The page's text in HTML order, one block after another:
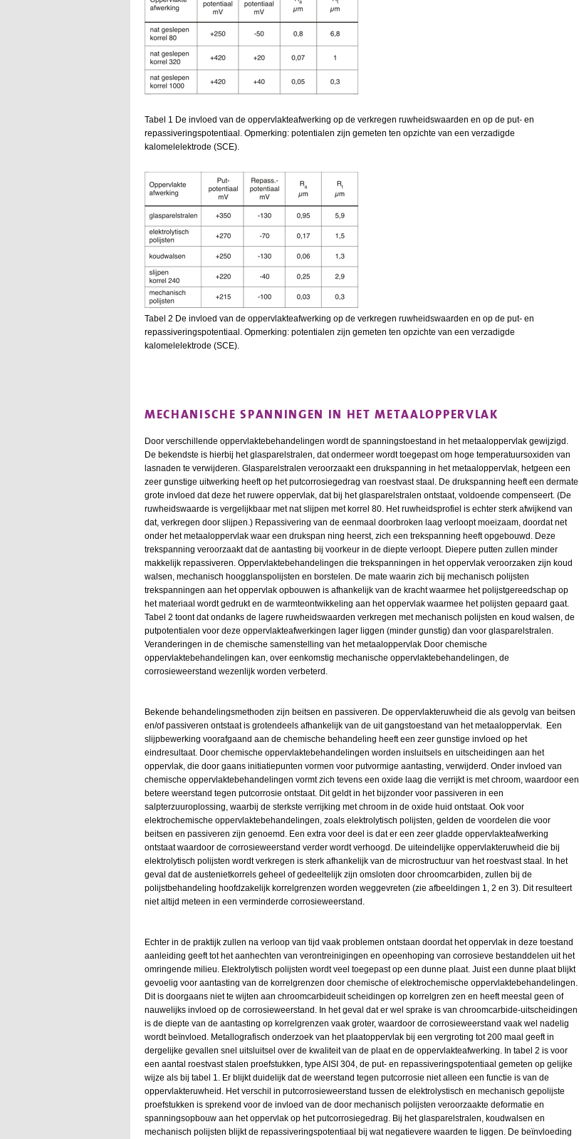
Tabel 1 De invloed van de oppervlakteafwerking op de verkregen ruwheidswaarden en op de put- en
repassiveringspotentiaal. Opmerking: potentialen zijn gemeten ten opzichte van een verzadigde
kalomelelektrode (SCE).
Tabel 2 De invloed van de oppervlakteafwerking op de verkregen ruwheidswaarden en op de put- en
repassiveringspotentiaal. Opmerking: potentialen zijn gemeten ten opzichte van een verzadigde
kalomelelektrode (SCE).
MECHANISCHE SPANNINGEN IN HET METAALOPPERVLAK
Door verschillende oppervlaktebehandelingen wordt de spanningstoestand in het metaaloppervlak gewijzigd.
De bekendste is hierbij het glasparelstralen, dat ondermeer wordt toegepast om hoge temperatuursoxiden van
lasnaden te verwijderen. Glasparelstralen veroorzaakt een drukspanning in het metaaloppervlak, hetgeen een
zeer gunstige uitwerking heeft op het putcorrosiegedrag van roestvast staal. De drukspanning heeft een dermate
grote invloed dat deze het ruwere oppervlak, dat bij het glasparelstralen ontstaat, voldoende compenseert. (De
ruwheidswaarde is vergelijkbaar met nat slijpen met korrel 80. Het ruwheidsprofiel is echter sterk afwijkend van
dat, verkregen door slijpen.) Repassivering van de eenmaal doorbroken laag verloopt moeizaam, doordat net
onder het metaaloppervlak waar een drukspan ning heerst, zich een trekspanning heeft opgebouwd. Deze
trekspanning veroorzaakt dat de aantasting bij voorkeur in de diepte verloopt. Diepere putten zullen minder
makkelijk repassiveren. Oppervlaktebehandelingen die trekspanningen in het oppervlak veroorzaken zijn koud
walsen, mechanisch hoogglanspolijsten en borstelen. De mate waarin zich bij mechanisch polijsten
trekspanningen aan het oppervlak opbouwen is afhankelijk van de kracht waarmee het polijstgereedschap op
het materiaal wordt gedrukt en de warmteontwikkeling aan het oppervlak waarmee het polijsten gepaard gaat.
Tabel 2 toont dat ondanks de lagere ruwheidswaarden verkregen met mechanisch polijsten en koud walsen, de
putpotentialen voor deze oppervlakteafwerkingen lager liggen (minder gunstig) dan voor glasparelstralen.
Veranderingen in de chemische samenstelling van het metaaloppervlak Door chemische
oppervlaktebehandelingen kan, over eenkomstig mechanische oppervlaktebehandelingen, de
corrosieweerstand wezenlijk worden verbeterd.
Bekende behandelingsmethoden zijn beitsen en passiveren. De oppervlakteruwheid die als gevolg van beitsen
en/of passiveren ontstaat is grotendeels afhankelijk van de uit gangstoestand van het metaaloppervlak. Een
slijpbewerking voorafgaand aan de chemische behandeling heeft een zeer gunstige invloed op het
eindresultaat. Door chemische oppervlaktebehandelingen worden insluitsels en uitscheidingen aan het
oppervlak, die door gaans initiatiepunten vormen voor putvormige aantasting, verwijderd. Onder invloed van
chemische oppervlaktebehandelingen vormt zich tevens een oxide laag die verrijkt is met chroom, waardoor een
betere weerstand tegen putcorrosie ontstaat. Dit geldt in het bijzonder voor passiveren in een
salpterzuuroplossing, waarbij de sterkste verrijking met chroom in de oxide huid ontstaat. Ook voor
elektrochemische oppervlaktebehandelingen, zoals elektrolytisch polijsten, gelden de voordelen die voor
beitsen en passiveren zijn genoemd. Een extra voor deel is dat er een zeer gladde oppervlakteafwerking
ontstaat waardoor de corrosieweerstand verder wordt verhoogd. De uiteindelijke oppervlakteruwheid die bij
elektrolytisch polijsten wordt verkregen is sterk afhankelijk van de microstructuur van het roestvast staal. In het
geval dat de austenietkorrels geheel of gedeeltelijk zijn omsloten door chroomcarbiden, zullen bij de
polijstbehandeling hoofdzakelijk korrelgrenzen worden weggevreten (zie afbeeldingen 1, 2 en 3). Dit resulteert
niet altijd meteen in een verminderde corrosieweerstand.
Echter in de praktijk zullen na verloop van tijd vaak problemen ontstaan doordat het oppervlak in deze toestand
aanleiding geeft tot het aanhechten van verontreinigingen en opeenhoping van corrosieve bestanddelen uit het
omringende milieu. Elektrolytisch polijsten wordt veel toegepast op een dunne plaat. Juist een dunne plaat blijkt
gevoelig voor aantasting van de korrelgrenzen door chemische of elektrochemische oppervlaktebehandelingen.
Dit is doorgaans niet te wijten aan chroomcarbideuit scheidingen op korrelgren zen en heeft meestal geen of
nauwelijks invloed op de corrosieweerstand. In het geval dat er wel sprake is van chroomcarbide-uitscheidingen
is de diepte van de aantasting op korrelgrenzen vaak groter, waardoor de corrosieweerstand vaak wel nadelig
wordt beïnvloed. Metallografisch onderzoek van het plaatoppervlak bij een vergroting tot 200 maal geeft in
dergelijke gevallen snel uitsluitsel over de kwaliteit van de plaat en de oppervlakteafwerking. In tabel 2 is voor
een aantal roestvast stalen proefstukken, type AISI 304, de put- en repassiveringspotentiaal gemeten op gelijke
wijze als bij tabel 1. Er blijkt duidelijk dat de weerstand tegen putcorrosie niet alleen een functie is van de
oppervlakteruwheid. Het verschil in putcorrosieweerstand tussen de elektrolystisch en mechanisch gepolijste
proefstukken is sprekend voor de invloed van de door mechanisch polijsten veroorzaakte deformatie en
spanningsopbouw aan het oppervlak op het putcorrosiegedrag. Bij het glasparelstralen, koudwalsen en
mechanisch polijsten blijkt de repassiveringspotentiaal bij wat negatievere waarden te liggen. De beïnvloeding